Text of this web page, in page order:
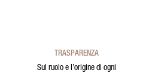
TRASPARENZA
Sul ruolo e l’origine di ogni